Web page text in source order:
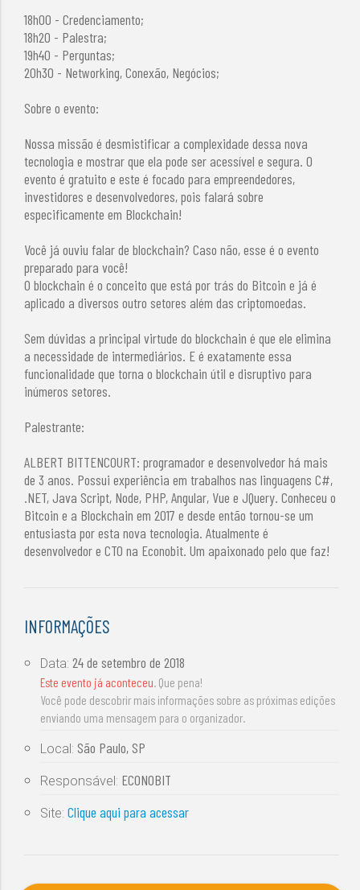
18h00 - Credenciamento;
18h20 - Palestra;
19h40 - Perguntas;
20h30 - Networking, Conexão, Negócios;
Sobre o evento:
Nossa missão é desmistificar a complexidade dessa nova
tecnologia e mostrar que ela pode ser acessível e segura. O
evento é gratuito e este é focado para empreendedores,
investidores e desenvolvedores, pois falará sobre
especificamente em Blockchain!
Você já ouviu falar de blockchain? Caso não, esse é o evento
preparado para você!
O blockchain é o conceito que está por trás do Bitcoin e já é
aplicado a diversos outro setores além das criptomoedas.
Sem dúvidas a principal virtude do blockchain é que ele elimina
a necessidade de intermediários. E é exatamente essa
funcionalidade que torna o blockchain útil e disruptivo para
inúmeros setores.
Palestrante:
ALBERT BITTENCOURT: programador e desenvolvedor há mais
de 3 anos. Possui experiência em trabalhos nas linguagens C#,
.NET, Java Script, Node, PHP, Angular, Vue e JQuery. Conheceu o
Bitcoin e a Blockchain em 2017 e desde então tornou-se um
entusiasta por esta nova tecnologia. Atualmente é
desenvolvedor e CTO na Econobit. Um apaixonado pelo que faz!
INFORMAÇÕES
Data:24 de setembro de 2018
Este evento já aconteceu. Que pena!
Você pode descobrir mais informações sobre as próximas edições
enviando uma mensagem para o organizador.
Local: São Paulo, SP
Responsável: ECONOBIT
Site:Clique aqui para acessar